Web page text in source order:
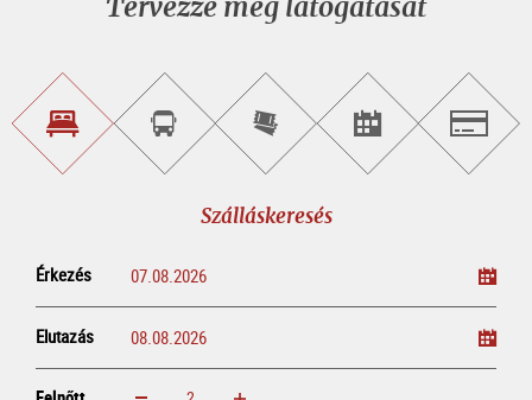
SzálláskeresésVárosnéző
túra
foglalása
Online
jegyvásárlás
Rendezvény
keresése
Szálláskeresés
Érkezés
Elutazás